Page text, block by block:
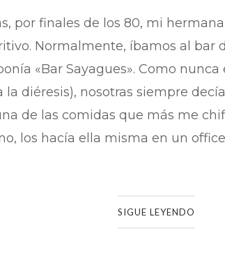
por finales de los 80, mi
Normalmente, íbamos al bar
«Bar Sayagues». Como
diéresis), nosotras siempre
de las comidas que más me
los hacía ella misma en un
SIGUE LEYENDO